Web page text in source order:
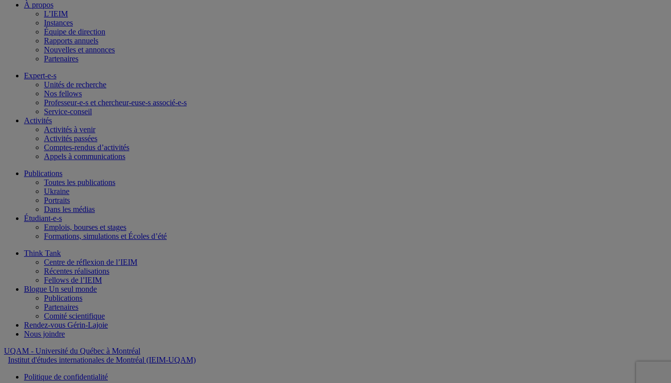
À propos
L’IEIM
Instances
Équipe de direction
Rapports annuels
Nouvelles et annonces
Partenaires
Expert-e-s
Unités de recherche
Nos fellows
Professeur-e-s et chercheur-euse-s associé-e-s
Service-conseil
Activités
Activités à venir
Activités passées
Comptes-rendus d’activités
Appels à communications
Publications
Toutes les publications
Ukraine
Portraits
Dans les médias
Étudiant-e-s
Emplois, bourses et stages
Formations, simulations et Écoles d’été
Think Tank
Centre de réflexion de l’IEIM
Récentes réalisations
Fellows de l’IEIM
Blogue Un seul monde
Publications
Partenaires
Comité scientifique
Rendez-vous Gérin-Lajoie
Nous joindre
UQAM - Université du Québec à Montréal
Institut d'études internationales de Montréal (IEIM-UQAM)
Politique de confidentialité